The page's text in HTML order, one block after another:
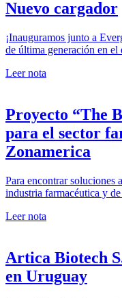
Nuevo cargador
¡Inauguramos junto a
de última generación en
Leer nota
Proyecto “The
para el sector
Zonamerica
Para encontrar soluciones
industria farmacéutica y
Leer nota
Artica Biotech
en Uruguay